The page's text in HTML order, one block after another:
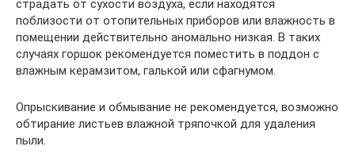
страдать от сухости воздуха, если находятся
поблизости от отопительных приборов или влажность в
помещении действительно аномально низкая. В таких
случаях горшок рекомендуется поместить в поддон с
влажным керамзитом, галькой или сфагнумом.
Опрыскивание и обмывание не рекомендуется, возможно
обтирание листьев влажной тряпочкой для удаления
пыли.